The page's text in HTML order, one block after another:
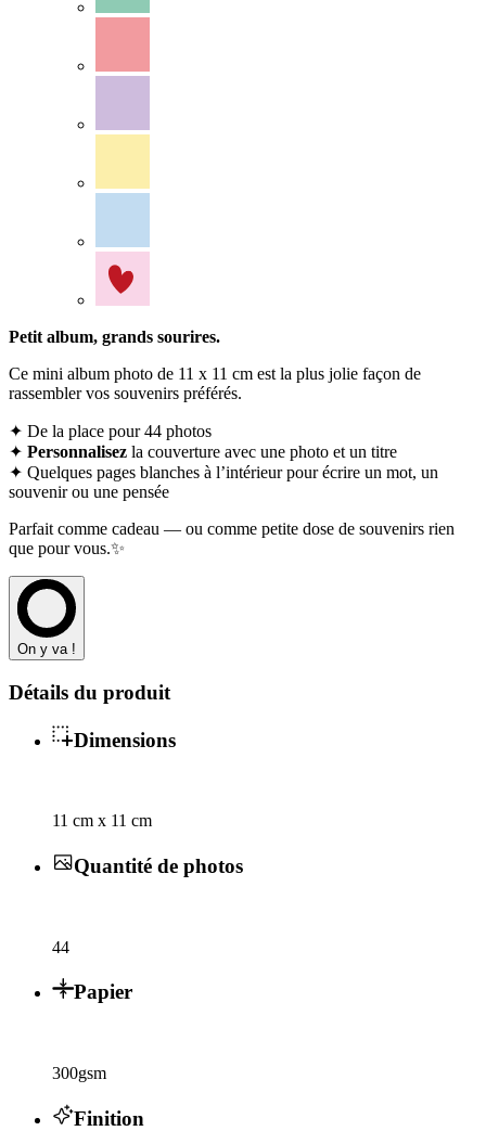
Petit album, grands sourires.
Ce mini album photo de 11 x 11 cm est la plus jolie façon de
rassembler vos souvenirs préférés.
✦ De la place pour 44 photos
✦ Personnalisez la couverture avec une photo et un titre
✦ Quelques pages blanches à l’intérieur pour écrire un mot, un
souvenir ou une pensée
Parfait comme cadeau — ou comme petite dose de souvenirs rien
que pour vous.✨
On y va !
Détails du produit
Dimensions
11 cm x 11 cm
Quantité de photos
44
Papier
300gsm
Finition